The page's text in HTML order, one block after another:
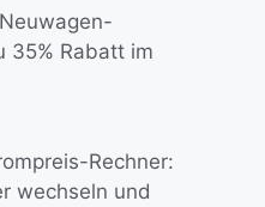
Neuwagen-
35% Rabatt im
Rechner:
wechseln und